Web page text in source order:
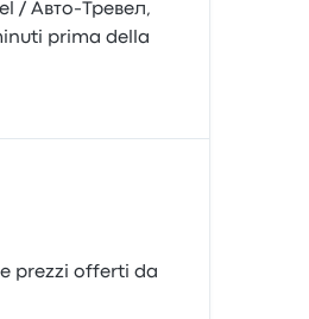
/ Авто-Тревел,
prima della
prezzi offerti da